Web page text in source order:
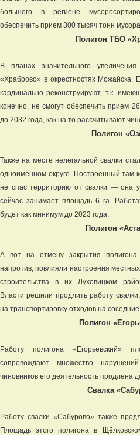
большого в регионе
обеспечить прием 300 тысяч тонн
Полигон ТБО
В планах значительного
«Храброво» в окрестностях Можайска.
кардинально реконструируют, т.к.
конечно, не смогут обеспечить прием
до 2032 года, как на то рассчитывают
Полигон
Также на месте нелегальной свалки
одноименном округе. Построенный там
не спас территорию от свалки — она
сейчас занимает площадь 6 га.
будет как минимум до 2023 года.
Полигон
А вот на отмену закрытия
напротив, повлияли настроения
строительства в их Луховицком
Власти решили продлить работу
на транспортировку отходов на
Полигон
Работу полигона «Егорьевский»
сопровождают множество
чиновников его деятельность продлена
Свалка
Работу свалки «Сабурово» также
Площадь этого полигона в